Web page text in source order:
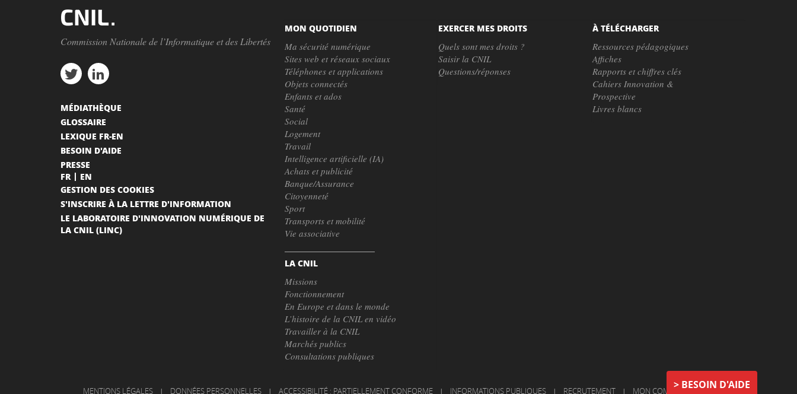
BESOIN D'AIDE
Commission Nationale de l’Informatique et des Libertés
MON QUOTIDIEN
Ma sécurité numérique
Sites web et réseaux sociaux
Téléphones et applications
Objets connectés
Enfants et ados
Santé
Social
Logement
Travail
Intelligence artificielle (IA)
Achats et publicité
Banque/Assurance
Citoyenneté
Sport
Transports et mobilité
Vie associative
LA CNIL
Missions
Fonctionnement
En Europe et dans le monde
L’histoire de la CNIL en vidéo
Travailler à la CNIL
Marchés publics
Consultations publiques
EXERCER MES DROITS
Quels sont mes droits ?
Saisir la CNIL
Questions/réponses
À TÉLÉCHARGER
Ressources pédagogiques
Affiches
Rapports et chiffres clés
Cahiers Innovation &
Prospective
Livres blancs
MÉDIATHÈQUE
GLOSSAIRE
LEXIQUE FR-EN
BESOIN D'AIDE
PRESSE
FR
EN
GESTION DES COOKIES
S'INSCRIRE À LA LETTRE D'INFORMATION
LE LABORATOIRE D'INNOVATION NUMÉRIQUE DE
LA CNIL (LINC)
MENTIONS LÉGALES | DONNÉES PERSONNELLES | ACCESSIBILITÉ : PARTIELLEMENT CONFORME | INFORMATIONS PUBLIQUES | RECRUTEMENT | MON COMPTE | NOUS